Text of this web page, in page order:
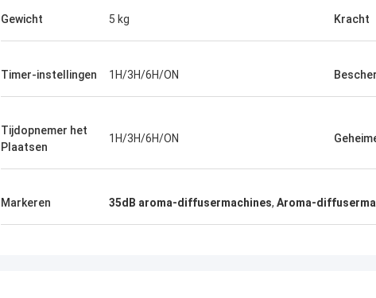
Gewicht 5 kg Kracht
Timer-instellingen 1H/3H/6H/ON
Tijdopnemer het
Plaatsen
1H/3H/6H/ON
Markeren 35dB aroma-diffusermachines, Aroma-